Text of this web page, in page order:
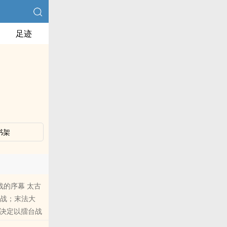
足迹
架
的序幕 太古
；末法大
定以擂台战
。 上古擂